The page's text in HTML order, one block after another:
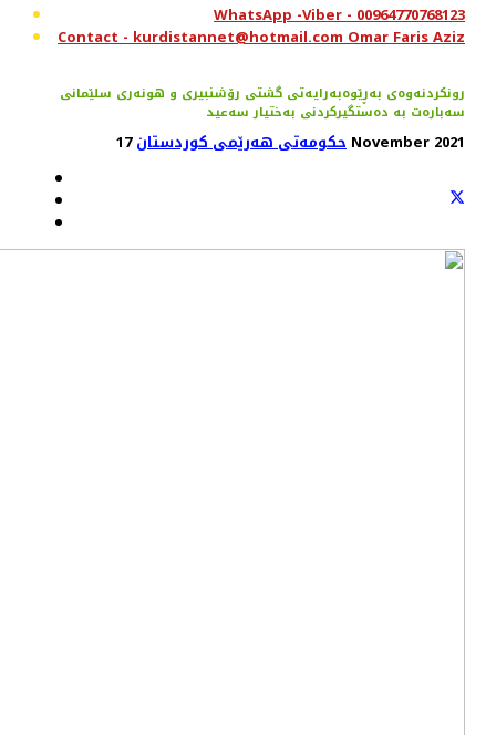
WhatsApp -Viber - 00964770768123
Contact - kurdistannet@hotmail.com Omar Faris Aziz
رونکردنەوەی بەڕێوەبەرایەتی گشتی رۆشنبیری و هونەری سلێمانی
سەبارەت بە دەستگیرکردنی بەختیار سەعید
حکومەتی هەرێمی کوردستان 17 November 2021